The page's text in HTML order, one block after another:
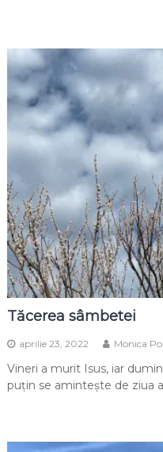
Tăcerea sâmbetei
aprilie 23, 2022 Monica
Vineri a murit Isus, iar
puțin se amintește de ziua